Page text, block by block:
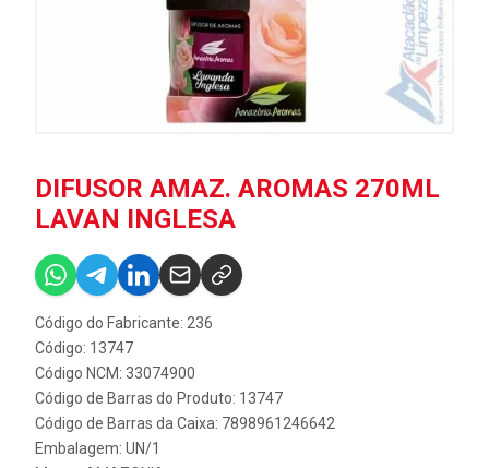
DIFUSOR AMAZ. AROMAS 270ML
LAVAN INGLESA
Código do Fabricante: 236
Código: 13747
Código NCM: 33074900
Código de Barras do Produto: 13747
Código de Barras da Caixa: 7898961246642
Embalagem: UN/1